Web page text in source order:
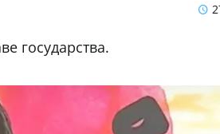
государства.